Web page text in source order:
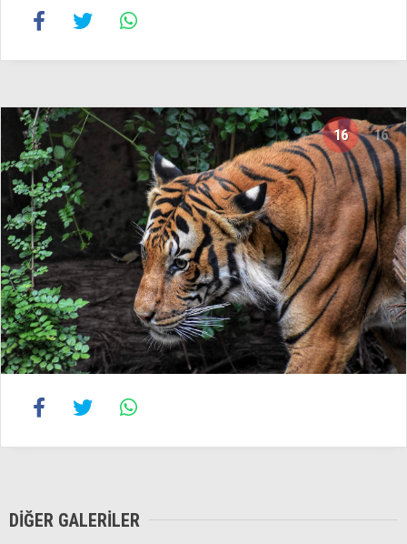
16 16
DIĞER GALERILER